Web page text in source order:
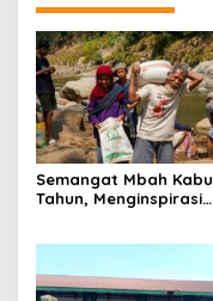
Semangat Mbah
Tahun, Menginspirasi